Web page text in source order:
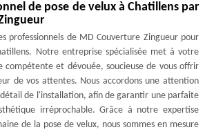
de pose de velux à Chatillens par
professionnels de MD Couverture Zingueur pour
Notre entreprise spécialisée met à votre
compétente et dévouée, soucieuse de vous offrir
de vos attentes. Nous accordons une attention
de l'installation, afin de garantir une parfaite
irréprochable. Grâce à notre expertise
de la pose de velux, nous sommes en mesure